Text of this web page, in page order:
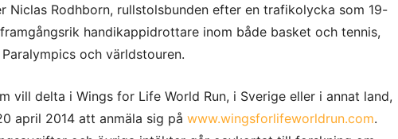
Niclas Rodhborn, rullstolsbunden efter en trafikolycka som 19-
handikappidrottare inom både basket och tennis,
och världstouren.
vill delta i Wings for Life World Run, i Sverige eller i annat land,
april 2014 att anmäla sig på www.wingsforlifeworldrun.com.